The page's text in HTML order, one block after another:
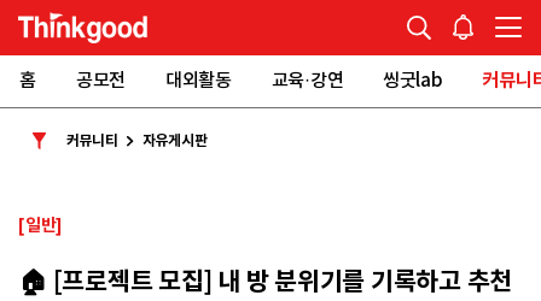
홈 공모전 대외활동 교육·강연 씽굿lab 커뮤니
커뮤니티 자유게시판
[일반]
🏠 [프로젝트 모집] 내 방 분위기를 기록하고 추천